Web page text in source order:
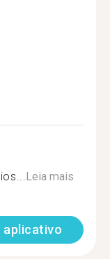
Leia mais
aplicativo